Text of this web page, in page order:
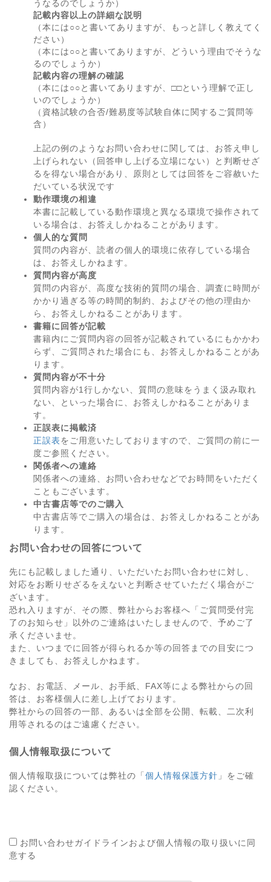
うなるのでしょうか）
記載内容以上の詳細な説明
（本には○○と書いてありますが、もっと詳しく教えてく
ださい）
（本には○○と書いてありますが、どういう理由でそうな
るのでしょうか）
記載内容の理解の確認
（本には○○と書いてありますが、□□という理解で正し
いのでしょうか）
（資格試験の合否/難易度等試験自体に関するご質問等
含）
上記の例のようなお問い合わせに関しては、お答え申し
上げられない（回答申し上げる立場にない）と判断せざ
るを得ない場合があり、原則としては回答をご容赦いた
だいている状況です
動作環境の相違
本書に記載している動作環境と異なる環境で操作されて
いる場合は、お答えしかねることがあります。
個人的な質問
質問の内容が、読者の個人的環境に依存している場合
は、お答えしかねます。
質問内容が高度
質問の内容が、高度な技術的質問の場合、調査に時間が
かかり過ぎる等の時間的制約、およびその他の理由か
ら、お答えしかねることがあります。
書籍に回答が記載
書籍内にご質問内容の回答が記載されているにもかかわ
らず、ご質問された場合にも、お答えしかねることがあ
ります。
質問内容が不十分
質問内容が1行しかない、質問の意味をうまく汲み取れ
ない、といった場合に、お答えしかねることがありま
す。
正誤表に掲載済
正誤表をご用意いたしておりますので、ご質問の前に一
度ご参照ください。
関係者への連絡
関係者への連絡、お問い合わせなどでお時間をいただく
こともございます。
中古書店等でのご購入
中古書店等でご購入の場合は、お答えしかねることがあ
ります。
お問い合わせの回答について
先にも記載しました通り、いただいたお問い合わせに対し、
対応をお断りせざるをえないと判断させていただく場合がご
ざいます。
恐れ入りますが、その際、弊社からお客様へ「ご質問受付完
了のお知らせ」以外のご連絡はいたしませんので、予めご了
承くださいませ。
また、いつまでに回答が得られるか等の回答までの目安につ
きましても、お答えしかねます。
なお、お電話、メール、お手紙、FAX等による弊社からの回
答は、お客様個人に差し上げております。
弊社からの回答の一部、あるいは全部を公開、転載、二次利
用等されるのはご遠慮ください。
個人情報取扱について
個人情報取扱については弊社の「 個人情報保護方針 」をご確
認ください。
お問い合わせガイドラインおよび個人情報の取り扱いに同
意する